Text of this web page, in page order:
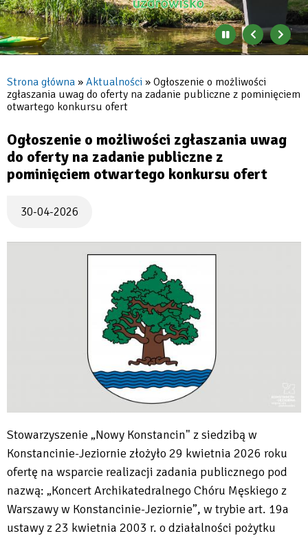
otwartego
konkursu
Konstancin-
Jeziorna
Zatrzymaj
automatyczne
się
banerów
Poprzedni
bannerbaner
Ścieżka
nawigacyjna
Strona główna Aktualności
Ogłoszenie o możliwości
zgłaszania uwag do oferty na zadanie publiczne z pominięciem
otwartego konkursu ofert
Ogłoszenie o możliwości zgłaszania uwag
do oferty na zadanie publiczne z
pominięciem otwartego konkursu ofert
30-04-2026
Stowarzyszenie „Nowy Konstancin" z siedzibą w
Konstancinie-Jeziornie złożyło 29 kwietnia 2026 roku
ofertę na wsparcie realizacji zadania publicznego pod
nazwą: „Koncert Archikatedralnego Chóru Męskiego z
Warszawy w Konstancinie-Jeziornie”, w trybie art. 19a
ustawy z 23 kwietnia 2003 r. o działalności pożytku